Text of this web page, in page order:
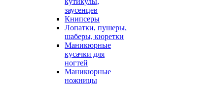
заусенцев
Книпсеры
Лопатки, пушеры,
шаберы, кюретки
Маникюрные
кусачки для
ногтей
Маникюрные
ножницы